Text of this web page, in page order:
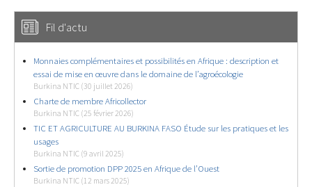
Fil d'actu
Monnaies complémentaires et possibilités en Afrique : description et
essai de mise en œuvre dans le domaine de l’agroécologie
Burkina NTIC (30 juillet 2026)
Charte de membre Africollector
Burkina NTIC (25 février 2026)
TIC ET AGRICULTURE AU BURKINA FASO Étude sur les pratiques et les
usages
Burkina NTIC (9 avril 2025)
Sortie de promotion DPP 2025 en Afrique de l’Ouest
Burkina NTIC (12 mars 2025)